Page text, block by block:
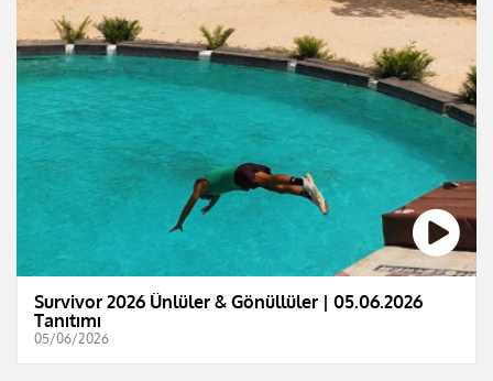
Survivor 2026 Ünlüler & Gönüllüler | 05.06.2026
Tanıtımı
05/06/2026